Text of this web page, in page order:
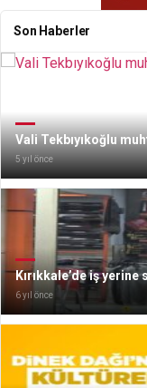
Son Haberler
Vali Tekbıyıkoğlu
5 yıl önce
Kırıkkale’de iş yerine
6 yıl önce